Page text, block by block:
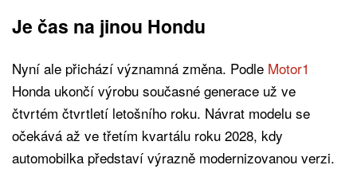
Je čas na jinou Hondu
Nyní ale přichází významná změna. Podle Motor1
Honda ukončí výrobu současné generace už ve
čtvrtém čtvrtletí letošního roku. Návrat modelu se
očekává až ve třetím kvartálu roku 2028, kdy
automobilka představí výrazně modernizovanou verzi.